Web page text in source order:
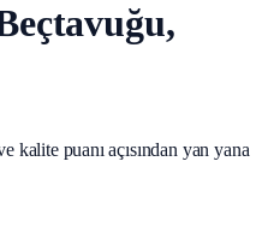
kalite puanı açısından yan yana